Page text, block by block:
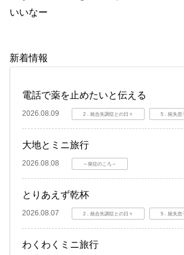
いいなー
新着情報
電話で薬を止めたいと伝える
2026.08.09 2．統合失調症との日々 5．統失息
大地とミニ旅行
2026.08.08 ～発症のころ～
とりあえず乾杯
2026.08.07 2．統合失調症との日々 5．統失息
わくわくミニ旅行